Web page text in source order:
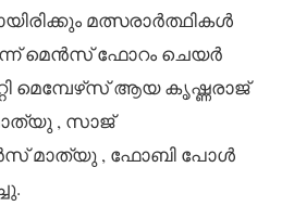
മത്സരാർത്ഥികൾ
മെൻസ് ഫോറം ചെയർ
മെമ്പേഴ്‌സ് ആയ കൃഷ്ണരാജ്
, സാജ്
മാത്യു , ഫോബി പോൾ